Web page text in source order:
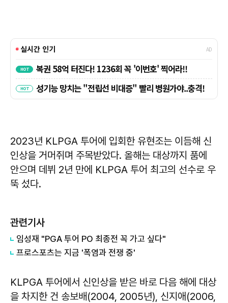
2023년 KLPGA 투어에 입회한 유현조는 이듬해 신
인상을 거머쥐며 주목받았다. 올해는 대상까지 품에
안으며 데뷔 2년 만에 KLPGA 투어 최고의 선수로 우
뚝 섰다.
관련기사
임성재 "PGA 투어 PO 최종전 꼭 가고 싶다"
프로스포츠는 지금 '폭염과 전쟁 중'
KLPGA 투어에서 신인상을 받은 바로 다음 해에 대상
을 차지한 건 송보배(2004, 2005년), 신지애(2006,